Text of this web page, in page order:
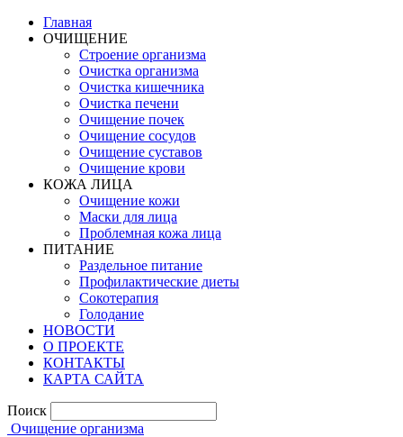
Главная
ОЧИЩЕНИЕ
Строение организма
Очистка организма
Очистка кишечника
Очистка печени
Очищение почек
Очищение сосудов
Очищение суставов
Очищение крови
КОЖА ЛИЦА
Очищение кожи
Маски для лица
Проблемная кожа лица
ПИТАНИЕ
Раздельное питание
Профилактические диеты
Сокотерапия
Голодание
НОВОСТИ
О ПРОЕКТЕ
КОНТАКТЫ
КАРТА САЙТА
Поиск
Очищение организма